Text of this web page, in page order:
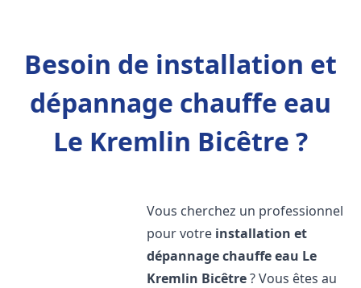
Besoin de installation et
dépannage chauffe eau
Le Kremlin Bicêtre ?
Vous cherchez un professionnel
pour votre installation et
dépannage chauffe eau Le
Kremlin Bicêtre? Vous êtes au